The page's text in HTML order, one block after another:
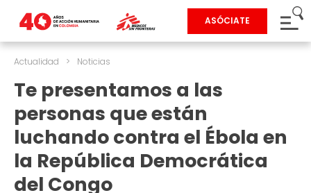
ASÓCIATE
Actualidad > Noticias
Te presentamos a las
personas que están
luchando contra el Ébola en
la República Democrática
del Congo